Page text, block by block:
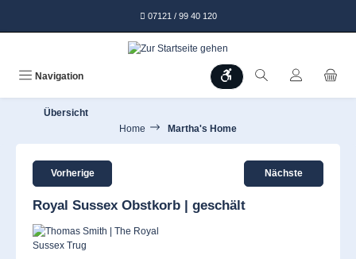
07121 / 99 40 120
Navigation Werkzeugleiste anzeigen
Übersicht
Home
Martha's Home
Vorherige Nächste
Royal Sussex Obstkorb | geschält